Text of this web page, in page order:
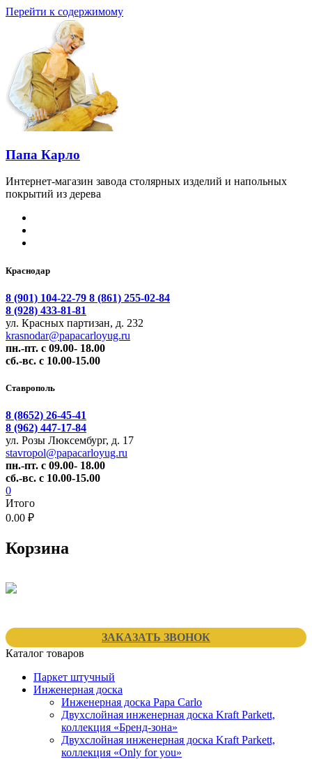
Перейти к содержимому
Папа Карло
Интернет-магазин завода столярных изделий и напольных
покрытий из дерева
Краснодар
8 (901) 104-22-79 8 (861) 255-02-84
8 (928) 433-81-81
ул. Красных партизан, д. 232
krasnodar@papacarloyug.ru
пн.-пт. с 09.00- 18.00
сб.-вс. с 10.00-15.00
Ставрополь
8 (8652) 26-45-41
8 (962) 447-17-84
ул. Розы Люксембург, д. 17
stavropol@papacarloyug.ru
пн.-пт. с 09.00- 18.00
сб.-вс. с 10.00-15.00
0
Итого
0.00 ₽
Корзина
ЗАКАЗАТЬ ЗВОНОК
Каталог товаров
Паркет штучный
Инженерная доска
Инженерная доска Papa Carlo
Двухслойная инженерная доска Kraft Parkett,
коллекция «Бренд-зона»
Двухслойная инженерная доска Kraft Parkett,
коллекция «Only for you»